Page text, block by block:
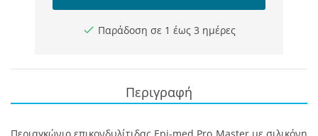
Παράδοση σε 1 έως 3 ημέρες
Περιγραφή
Περιαγκώνιο επικονδυλίτιδας Epi-med Pro Master με σιλικόνη